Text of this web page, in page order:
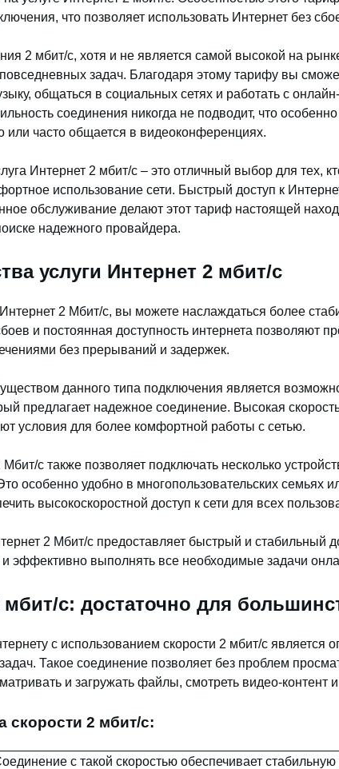
что позволяет использовать Интернет без
2 мбит/с, хотя и не является самой высокой на
задач. Благодаря этому тарифу вы
общаться в социальных сетях и работать с
соединения никогда не подводит, что
или часто общается в видеоконференциях.
Интернет 2 мбит/с – это отличный выбор для тех,
использование сети. Быстрый доступ к
обслуживание делают этот тариф настоящей
надежного провайдера.
услуги Интернет 2 мбит/с
Интернет 2 Мбит/с, вы можете наслаждаться более
и постоянная доступность интернета позволяют
без прерываний и задержек.
данного типа подключения является
предлагает надежное соединение. Высокая
условия для более комфортной работы с сетью.
с также позволяет подключать несколько
особенно удобно в многопользовательских семьях
высокоскоростной доступ к сети для всех
2 Мбит/с предоставляет быстрый и стабильный
и эффективно выполнять все необходимые задачи
с: достаточно для
с использованием скорости 2 мбит/с
Такое соединение позволяет без проблем
и загружать файлы, смотреть видео-контент
скорости 2 мбит/с:
с такой скоростью обеспечивает стабильную